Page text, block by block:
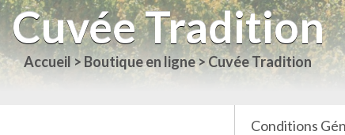
Cuvée Tradition
Accueil > Boutique en ligne> Cuvée Tradition
Conditions